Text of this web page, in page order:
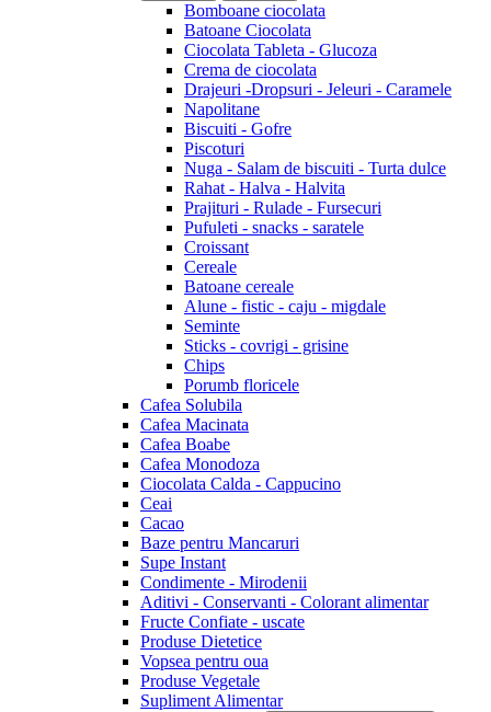
Bomboane ciocolata
Batoane Ciocolata
Ciocolata Tableta - Glucoza
Crema de ciocolata
Drajeuri -Dropsuri - Jeleuri - Caramele
Napolitane
Biscuiti - Gofre
Piscoturi
Nuga - Salam de biscuiti - Turta dulce
Rahat - Halva - Halvita
Prajituri - Rulade - Fursecuri
Pufuleti - snacks - saratele
Croissant
Cereale
Batoane cereale
Alune - fistic - caju - migdale
Seminte
Sticks - covrigi - grisine
Chips
Porumb floricele
Cafea Solubila
Cafea Macinata
Cafea Boabe
Cafea Monodoza
Ciocolata Calda - Cappucino
Ceai
Cacao
Baze pentru Mancaruri
Supe Instant
Condimente - Mirodenii
Aditivi - Conservanti - Colorant alimentar
Fructe Confiate - uscate
Produse Dietetice
Vopsea pentru oua
Produse Vegetale
Supliment Alimentar